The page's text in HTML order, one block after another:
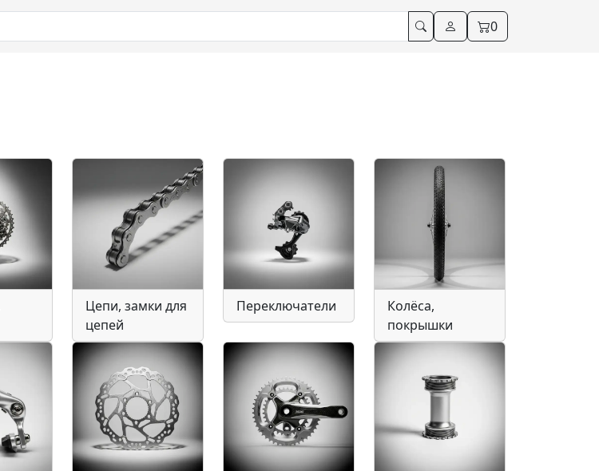
0
Цепи, замки для
цепей
Переключатели
Колёса,
покрышки